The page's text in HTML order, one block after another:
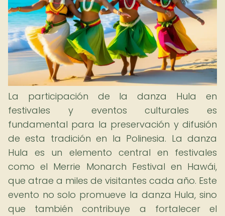
La participación de la danza Hula en
festivales y eventos culturales es
fundamental para la preservación y difusión
de esta tradición en la Polinesia. La danza
Hula es un elemento central en festivales
como el Merrie Monarch Festival en Hawái,
que atrae a miles de visitantes cada año. Este
evento no solo promueve la danza Hula, sino
que también contribuye a fortalecer el